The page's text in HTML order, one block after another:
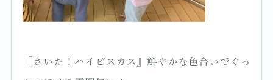
『さいた！ハイビスカス』鮮やかな色合いでぐっ